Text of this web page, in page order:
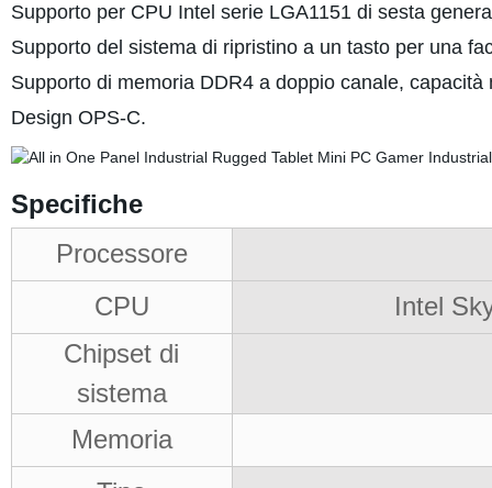
Supporto per CPU Intel serie LGA1151 di sesta
Supporto del sistema di ripristino a un tasto per una
Supporto di memoria DDR4 a doppio canale,
Design OPS-C.
Specifiche
Processore
CPU
Intel
Chipset di
sistema
Memoria